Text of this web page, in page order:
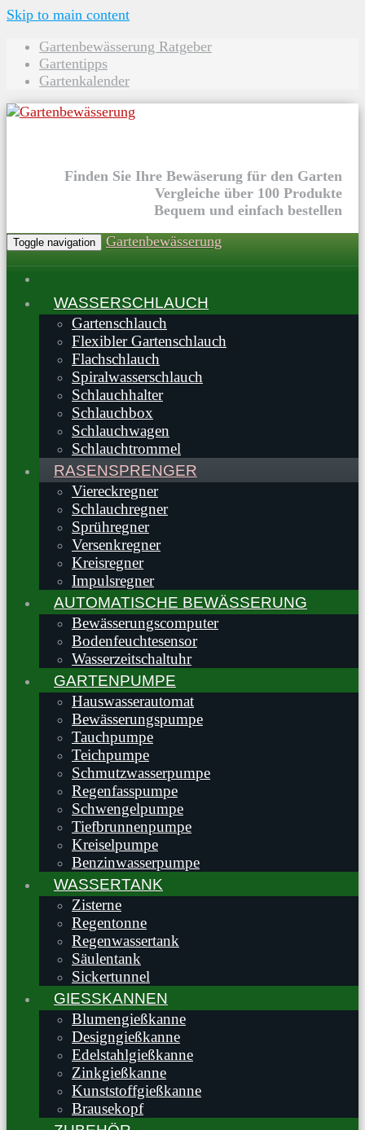
Skip to main content
Gartenbewässerung Ratgeber
Gartentipps
Gartenkalender
Finden Sie Ihre Bewäserung für den Garten
Vergleiche über 100 Produkte
Bequem und einfach bestellen
Toggle navigation Gartenbewässerung
WASSERSCHLAUCH
Gartenschlauch
Flexibler Gartenschlauch
Flachschlauch
Spiralwasserschlauch
Schlauchhalter
Schlauchbox
Schlauchwagen
Schlauchtrommel
RASENSPRENGER
Viereckregner
Schlauchregner
Sprühregner
Versenkregner
Kreisregner
Impulsregner
AUTOMATISCHE BEWÄSSERUNG
Bewässerungscomputer
Bodenfeuchtesensor
Wasserzeitschaltuhr
GARTENPUMPE
Hauswasserautomat
Bewässerungspumpe
Tauchpumpe
Teichpumpe
Schmutzwasserpumpe
Regenfasspumpe
Schwengelpumpe
Tiefbrunnenpumpe
Kreiselpumpe
Benzinwasserpumpe
WASSERTANK
Zisterne
Regentonne
Regenwassertank
Säulentank
Sickertunnel
GIESSKANNEN
Blumengießkanne
Designgießkanne
Edelstahlgießkanne
Zinkgießkanne
Kunststoffgießkanne
Brausekopf